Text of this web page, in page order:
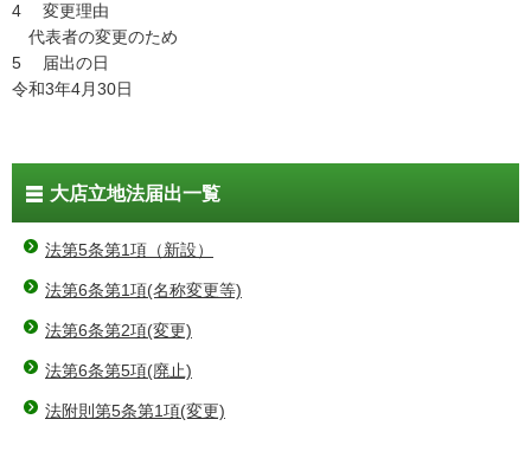
4 変更理由
代表者の変更のため
5 届出の日
令和3年4月30日
大店立地法届出一覧
法第5条第1項（新設）
法第6条第1項(名称変更等)
法第6条第2項(変更)
法第6条第5項(廃止)
法附則第5条第1項(変更)